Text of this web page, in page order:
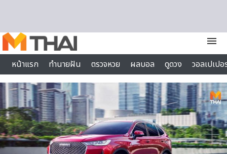
menu
หน้าแรก
ทำนายฝัน ตรวจหวย ผลบอล ดูดวง
วอลเปเป
ไลฟ์สไตล์